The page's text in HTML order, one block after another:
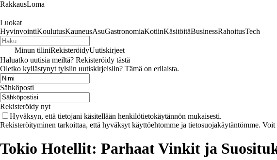
RakkausLoma
Luokat
HyvinvointiKoulutusKauneusAsuGastronomiaKotiinKäsitöitäBusinessRahoitusTech
Minun tiliniRekisteröidyUutiskirjeet
Haluatko uutisia meiltä? Rekisteröidy tästä
Oletko kyllästynyt tylsiin uutiskirjeisiin? Tämä on erilaista.
Sähköposti
Rekisteröidy nyt
Hyväksyn, että tietojani käsitellään henkilötietokäytännön mukaisesti.
Rekisteröityminen tarkoittaa, että hyväksyt käyttöehtomme ja tietosuojakäytäntömme.
Tokio Hotellit: Parhaat Vinkit ja